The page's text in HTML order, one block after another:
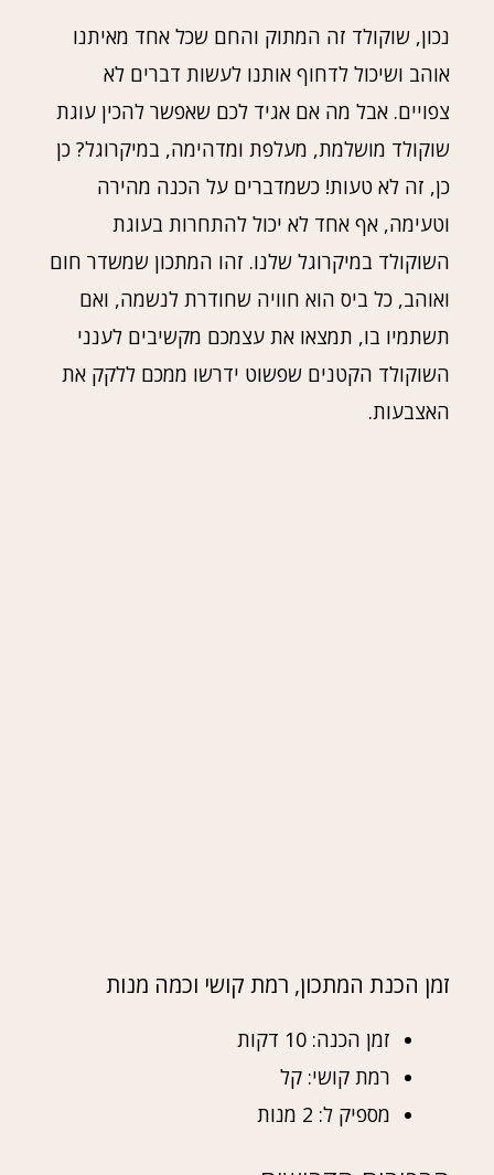
נכון, שוקולד זה המתוק והחם שכל אחד מאיתנו
אוהב ושיכול לדחוף אותנו לעשות דברים לא
צפויים. אבל מה אם אגיד לכם שאפשר להכין עוגת
שוקולד מושלמת, מעלפת ומדהימה, במיקרוגל? כן
כן, זה לא טעות! כשמדברים על הכנה מהירה
וטעימה, אף אחד לא יכול להתחרות בעוגת
השוקולד במיקרוגל שלנו. זהו המתכון שמשדר חום
ואוהב, כל ביס הוא חוויה שחודרת לנשמה, ואם
תשתמיו בו, תמצאו את עצמכם מקשיבים לענני
השוקולד הקטנים שפשוט ידרשו ממכם ללקק את
האצבעות.
זמן הכנת המתכון, רמת קושי וכמה מנות
זמן הכנה: 10 דקות
רמת קושי: קל
מספיק ל: 2 מנות